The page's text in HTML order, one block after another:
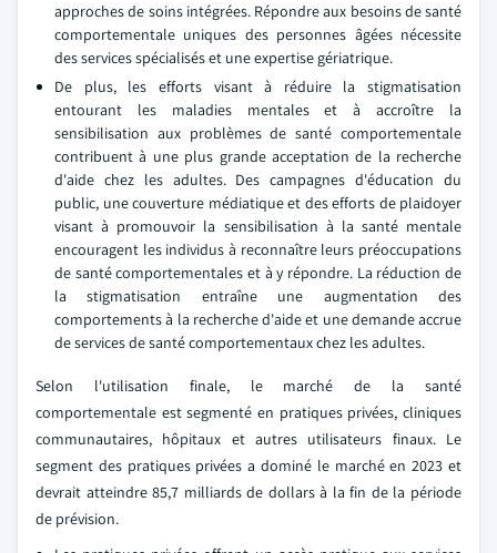
approches de soins intégrées. Répondre aux besoins de santé
comportementale uniques des personnes âgées nécessite
des services spécialisés et une expertise gériatrique.
De plus, les efforts visant à réduire la stigmatisation
entourant les maladies mentales et à accroître la
sensibilisation aux problèmes de santé comportementale
contribuent à une plus grande acceptation de la recherche
d'aide chez les adultes. Des campagnes d'éducation du
public, une couverture médiatique et des efforts de plaidoyer
visant à promouvoir la sensibilisation à la santé mentale
encouragent les individus à reconnaître leurs préoccupations
de santé comportementales et à y répondre. La réduction de
la stigmatisation entraîne une augmentation des
comportements à la recherche d'aide et une demande accrue
de services de santé comportementaux chez les adultes.
Selon l'utilisation finale, le marché de la santé
comportementale est segmenté en pratiques privées, cliniques
communautaires, hôpitaux et autres utilisateurs finaux. Le
segment des pratiques privées a dominé le marché en 2023 et
devrait atteindre 85,7 milliards de dollars à la fin de la période
de prévision.